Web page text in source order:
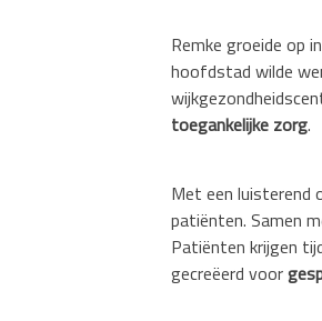
Remke groeide op
hoofdstad wilde
toegankelijke zorg.
Met een luisterend
patiënten. Samen
Patiënten krijgen
gecreëerd voor